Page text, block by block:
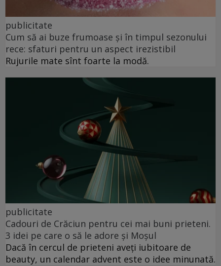
publicitate
Cum să ai buze frumoase şi în timpul sezonului
rece: sfaturi pentru un aspect irezistibil
Rujurile mate sînt foarte la modă.
publicitate
Cadouri de Crăciun pentru cei mai buni prieteni.
3 idei pe care o să le adore și Moșul
Dacă în cercul de prieteni aveți iubitoare de
beauty, un calendar advent este o idee minunată.